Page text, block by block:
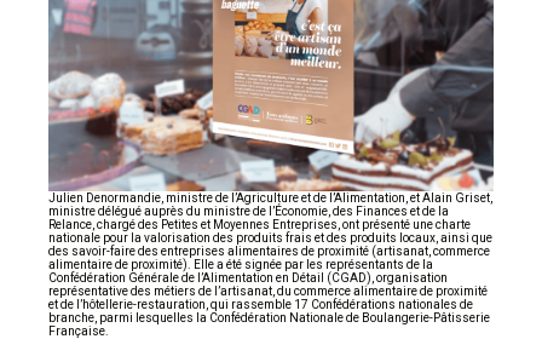
Julien Denormandie, ministre de l’Agriculture et de l’Alimentation, et Alain Griset,
ministre délégué auprès du ministre de l’Économie, des Finances et de la
Relance, chargé des Petites et Moyennes Entreprises, ont présenté une charte
nationale pour la valorisation des produits frais et des produits locaux, ainsi que
des savoir-faire des entreprises alimentaires de proximité (artisanat, commerce
alimentaire de proximité). Elle a été signée par les représentants de la
Confédération Générale de l’Alimentation en Détail (CGAD), organisation
représentative des métiers de l’artisanat, du commerce alimentaire de proximité
et de l’hôtellerie-restauration, qui rassemble 17 Confédérations nationales de
branche, parmi lesquelles la Confédération Nationale de Boulangerie-Pâtisserie
Française.